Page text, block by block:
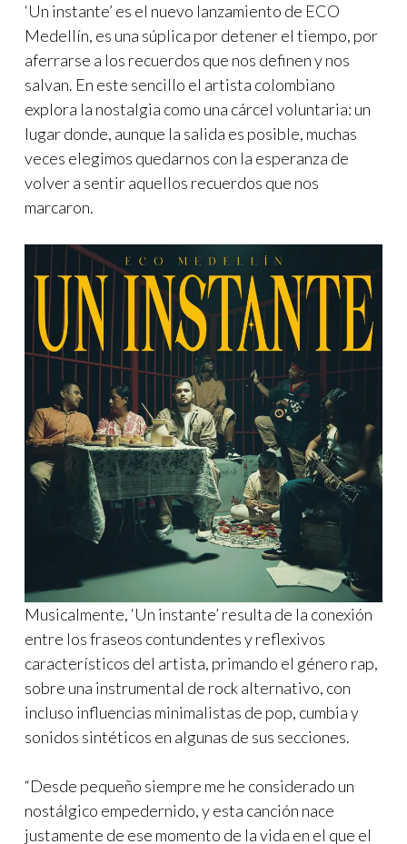
‘Un instante’ es el nuevo lanzamiento de ECO
Medellín, es una súplica por detener el tiempo, por
aferrarse a los recuerdos que nos definen y nos
salvan. En este sencillo el artista colombiano
explora la nostalgia como una cárcel voluntaria: un
lugar donde, aunque la salida es posible, muchas
veces elegimos quedarnos con la esperanza de
volver a sentir aquellos recuerdos que nos
marcaron.
Musicalmente, ‘Un instante’ resulta de la conexión
entre los fraseos contundentes y reflexivos
característicos del artista, primando el género rap,
sobre una instrumental de rock alternativo, con
incluso influencias minimalistas de pop, cumbia y
sonidos sintéticos en algunas de sus secciones.
“Desde pequeño siempre me he considerado un
nostálgico empedernido, y esta canción nace
justamente de ese momento de la vida en el que el